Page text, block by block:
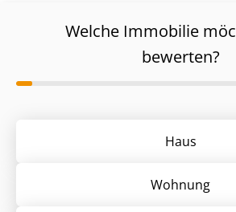
Welche Immobilie
bewerten?
Haus
Wohnung